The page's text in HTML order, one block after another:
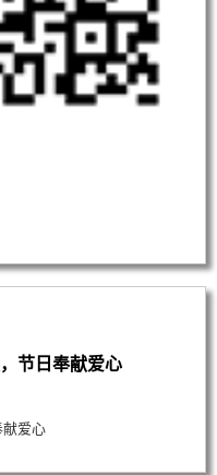
节日奉献爱心
献爱心